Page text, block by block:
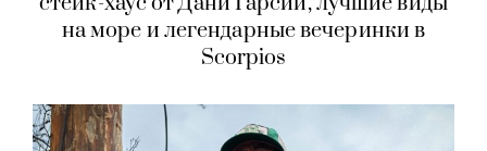
на море и легендарные вечеринки в
Scorpios